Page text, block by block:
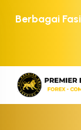
Berbagai